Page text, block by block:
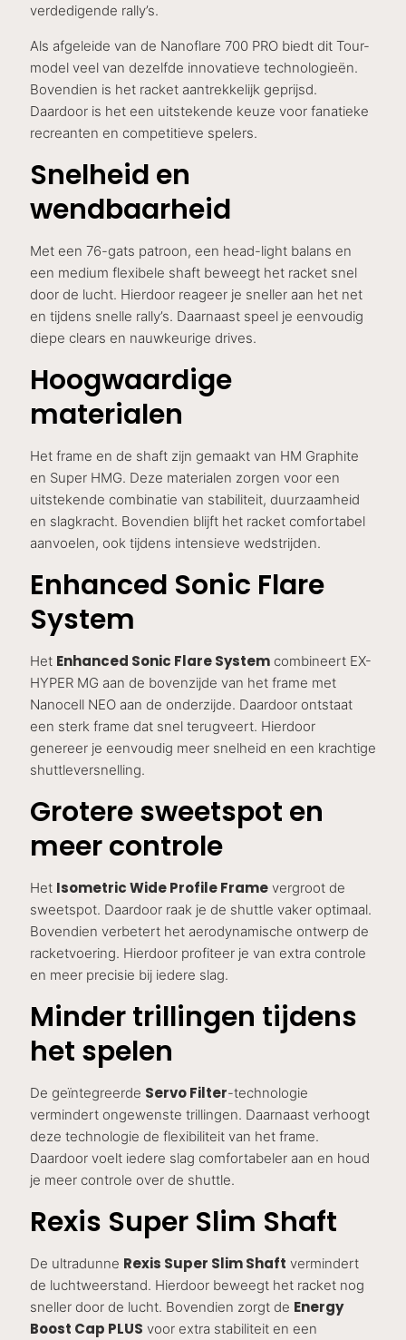
verdedigende rally’s.
Als afgeleide van de Nanoflare 700 PRO biedt dit Tour-
model veel van dezelfde innovatieve technologieën.
Bovendien is het racket aantrekkelijk geprijsd.
Daardoor is het een uitstekende keuze voor fanatieke
recreanten en competitieve spelers.
Snelheid en
wendbaarheid
Met een 76-gats patroon, een head-light balans en
een medium flexibele shaft beweegt het racket snel
door de lucht. Hierdoor reageer je sneller aan het net
en tijdens snelle rally’s. Daarnaast speel je eenvoudig
diepe clears en nauwkeurige drives.
Hoogwaardige
materialen
Het frame en de shaft zijn gemaakt van HM Graphite
en Super HMG. Deze materialen zorgen voor een
uitstekende combinatie van stabiliteit, duurzaamheid
en slagkracht. Bovendien blijft het racket comfortabel
aanvoelen, ook tijdens intensieve wedstrijden.
Enhanced Sonic Flare
System
Het Enhanced Sonic Flare System combineert EX-
HYPER MG aan de bovenzijde van het frame met
Nanocell NEO aan de onderzijde. Daardoor ontstaat
een sterk frame dat snel terugveert. Hierdoor
genereer je eenvoudig meer snelheid en een krachtige
shuttleversnelling.
Grotere sweetspot en
meer controle
Het Isometric Wide Profile Frame vergroot de
sweetspot. Daardoor raak je de shuttle vaker optimaal.
Bovendien verbetert het aerodynamische ontwerp de
racketvoering. Hierdoor profiteer je van extra controle
en meer precisie bij iedere slag.
Minder trillingen tijdens
het spelen
De geïntegreerde Servo Filter-technologie
vermindert ongewenste trillingen. Daarnaast verhoogt
deze technologie de flexibiliteit van het frame.
Daardoor voelt iedere slag comfortabeler aan en houd
je meer controle over de shuttle.
Rexis Super Slim Shaft
De ultradunne Rexis Super Slim Shaft vermindert
de luchtweerstand. Hierdoor beweegt het racket nog
sneller door de lucht. Bovendien zorgt de Energy
Boost Cap PLUS voor extra stabiliteit en een